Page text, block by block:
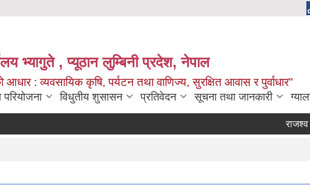
भ्यागुते , प्यूठान लुम्बिनी प्रदेश, नेपाल
आधार : व्यवसायिक कृषि, पर्यटन तथा वाणिज्य, सुरक्षित आवास र पुर्वाधार"
विधुतीय शुसासन प्रतिवेदन सूचना तथा जानकारी
राजश्व